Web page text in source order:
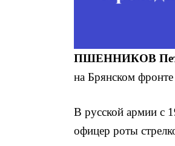
ПШЕННИКОВ
на Брянском фронте
В русской армии с
офицер роты